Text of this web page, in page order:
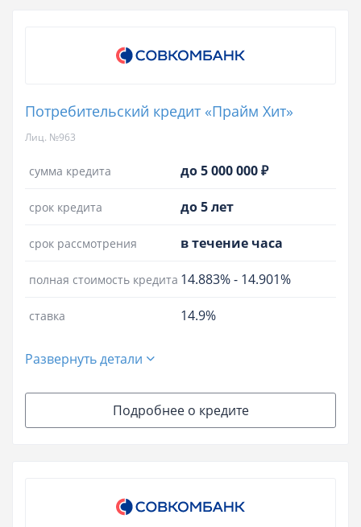
Потребительский кредит «Прайм Хит»
Лиц. №963
сумма кредита до 5 000 000 ₽
срок кредита до 5 лет
срок рассмотрения в течение часа
полная стоимость кредита 14.883%- 14.901%
ставка 14.9%
Развернуть детали
Подробнее о кредите